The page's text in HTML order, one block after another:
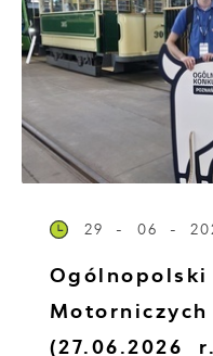
29 - 06 -
(27.06.2026 r.